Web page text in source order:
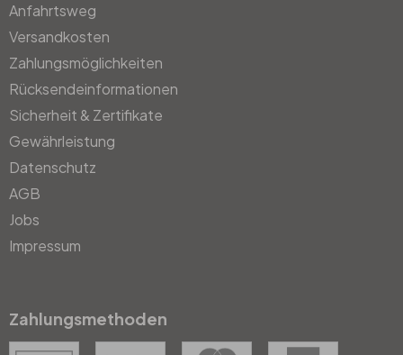
Anfahrtsweg
Versandkosten
Zahlungsmöglichkeiten
Rücksendeinformationen
Sicherheit & Zertifikate
Gewährleistung
Datenschutz
AGB
Jobs
Impressum
Zahlungsmethoden